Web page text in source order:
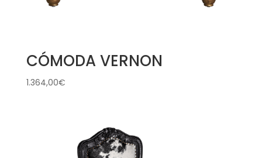
CÓMODA VERNON
1.364,00€